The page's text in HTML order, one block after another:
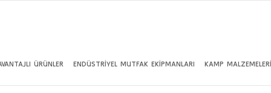
ÜRÜNLER ENDÜSTRİYEL MUTFAK EKİPMANLARI KAMP MALZEMELERİ